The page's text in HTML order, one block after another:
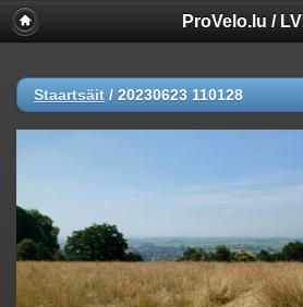
ProVelo.lu / LVI
Staartsäit / 20230623 110128